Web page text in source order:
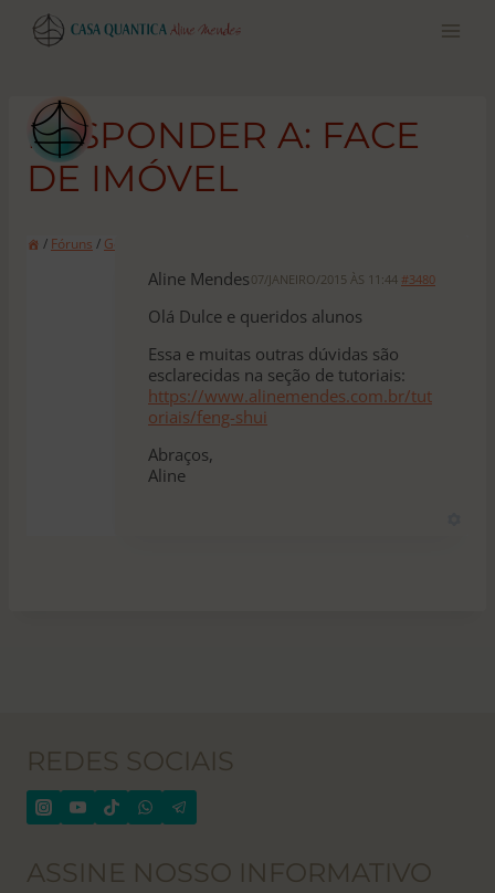
Pular
para
RESPONDER A: FACE
DE IMÓVEL
/ Fóruns / Geral
Aline Mendes 07/JANEIRO/2015 ÀS 11:44 #3480
Olá Dulce e queridos alunos
Essa e muitas outras dúvidas são
esclarecidas na seção de tutoriais:
https://www.alinemendes.com.br/tut
oriais/feng-shui
Abraços,
Aline
REDES SOCIAIS
ASSINE NOSSO INFORMATIVO